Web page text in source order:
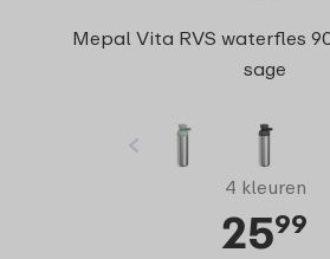
Mepal Vita RVS waterfles
sage
4 kleuren
2599